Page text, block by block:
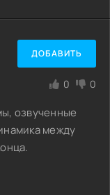
ДОБАВИТЬ
0 0
озвученные
между